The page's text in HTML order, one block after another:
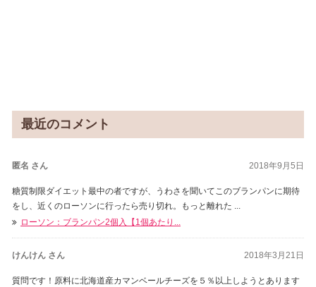
最近のコメント
2018年9月5日
匿名 さん
糖質制限ダイエット最中の者ですが、うわさを聞いてこのブランパンに期待
をし、近くのローソンに行ったら売り切れ。もっと離れた ...
ローソン：ブランパン2個入【1個あたり...
2018年3月21日
けんけん さん
質問です！原料に北海道産カマンベールチーズを５％以上しようとあります